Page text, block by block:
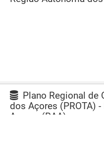
Plano Regional de
dos Açores (PROTA)
Açores (RAA)